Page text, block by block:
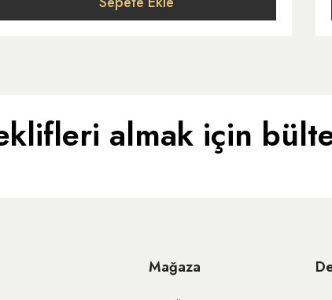
almak için
Mağaza